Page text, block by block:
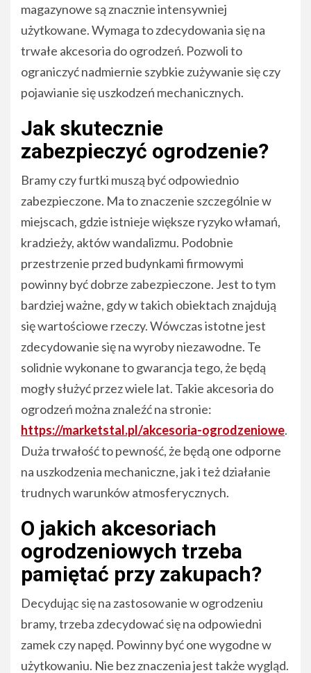
magazynowe są znacznie intensywniej
użytkowane. Wymaga to zdecydowania się na
trwałe akcesoria do ogrodzeń. Pozwoli to
ograniczyć nadmiernie szybkie zużywanie się czy
pojawianie się uszkodzeń mechanicznych.
Jak skutecznie
zabezpieczyć ogrodzenie?
Bramy czy furtki muszą być odpowiednio
zabezpieczone. Ma to znaczenie szczególnie w
miejscach, gdzie istnieje większe ryzyko włamań,
kradzieży, aktów wandalizmu. Podobnie
przestrzenie przed budynkami firmowymi
powinny być dobrze zabezpieczone. Jest to tym
bardziej ważne, gdy w takich obiektach znajdują
się wartościowe rzeczy. Wówczas istotne jest
zdecydowanie się na wyroby niezawodne. Te
solidnie wykonane to gwarancja tego, że będą
mogły służyć przez wiele lat. Takie akcesoria do
ogrodzeń można znaleźć na stronie:
https://marketstal.pl/akcesoria-ogrodzeniowe.
Duża trwałość to pewność, że będą one odporne
na uszkodzenia mechaniczne, jak i też działanie
trudnych warunków atmosferycznych.
O jakich akcesoriach
ogrodzeniowych trzeba
pamiętać przy zakupach?
Decydując się na zastosowanie w ogrodzeniu
bramy, trzeba zdecydować się na odpowiedni
zamek czy napęd. Powinny być one wygodne w
użytkowaniu. Nie bez znaczenia jest także wygląd.